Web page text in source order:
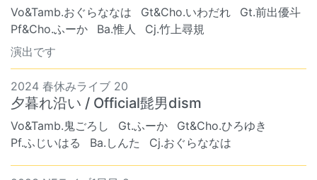
Vo&Tamb.おぐらななは Gt&Cho.いわだれ
Gt.前出優斗
Pf&Cho.ふーか
Ba.惟人
Cj.竹上尋規
演出です
2024 春休みライブ 20
夕暮れ沿い / Official髭男dism
Vo&Tamb.鬼ごろし Gt.ふーか
Gt&Cho.ひろゆき
Pf.ふじいはる
Ba.しんた Cj.おぐらななは